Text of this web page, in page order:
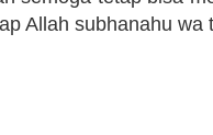
Allah subhanahu wa